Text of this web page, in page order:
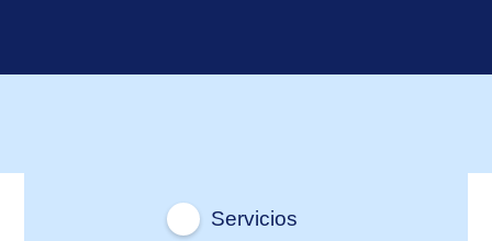
Servicios